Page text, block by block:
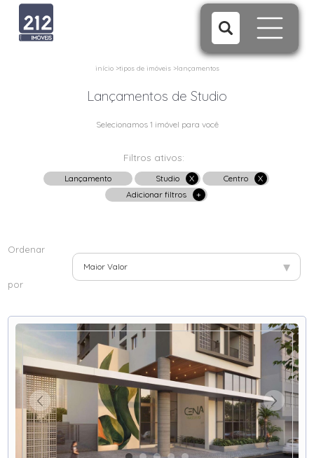
início>tipos de imóveis>lançamentos
Lançamentos de Studio
Selecionamos 1 imóvel para você
Filtros ativos:
Lançamento X
Studio X
Centro
+
Adicionar filtros
Ordenar
por
Maior Valor ▾